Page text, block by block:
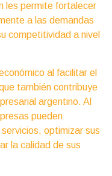
les permite fortalecer
a las demandas
competitividad a nivel
al facilitar el
también contribuye
argentino. Al
pueden
optimizar sus
la calidad de sus